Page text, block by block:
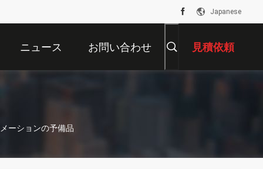
Japanese
ニュース お問い合わせ 見積依頼
ーションの予備品